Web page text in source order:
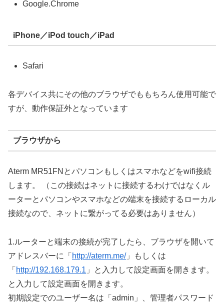
Google.Chrome
iPhone／iPod touch／iPad
Safari
各デバイス共にその他のブラウザでももちろん使用可能で
すが、動作保証外となっています
ブラウザから
Aterm MR51FNとパソコンもしくはスマホなどをwifi接続
します。 （この接続はネットに接続するわけではなくル
ーターとパソコンやスマホなどの端末を接続するローカル
接続なので、ネットに繋がってる必要はありません）
1.ルーターと端末の接続が完了したら、ブラウザを開いて
アドレスバーに「 http://aterm.me/」もしくは
「 http://192.168.179.1 」と入力して設定画面を開きます。
と入力して設定画面を開きます。
初期設定でのユーザー名は「admin」、管理者パスワード